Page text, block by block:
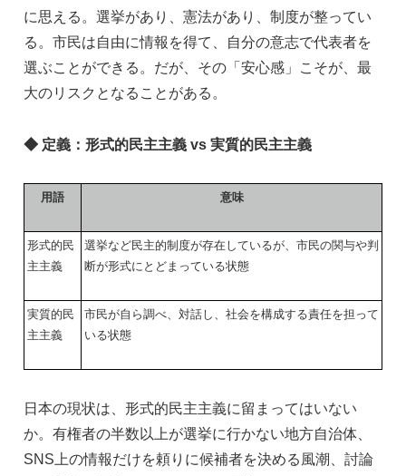
に思える。選挙があり、憲法があり、制度が整ってい
る。市民は自由に情報を得て、自分の意志で代表者を
選ぶことができる。だが、その「安心感」こそが、最
大のリスクとなることがある。
◆ 定義：形式的民主主義 vs 実質的民主主義
用語 意味
形式的民
主主義
選挙など民主的制度が存在しているが、市民の関与や判
断が形式にとどまっている状態
実質的民
主主義
市民が自ら調べ、対話し、社会を構成する責任を担って
いる状態
日本の現状は、形式的民主主義に留まってはいない
か。有権者の半数以上が選挙に行かない地方自治体、
SNS上の情報だけを頼りに候補者を決める風潮、討論